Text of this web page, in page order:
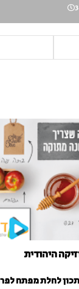
היהודית
לחלת מפתח